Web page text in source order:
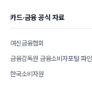
카드·금융 공식 자료
여신금융협회
금융감독원 금융소비자포털 파인
한국소비자원